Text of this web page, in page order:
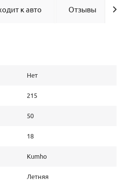
к авто Отзывы
Нет
215
50
18
Kumho
Летняя